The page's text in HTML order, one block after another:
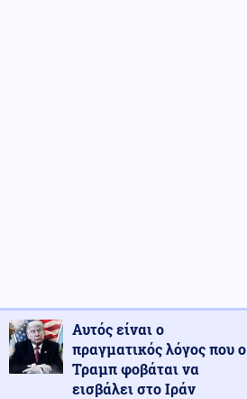
Αυτός είναι ο
πραγματικός λόγος που ο
Τραμπ φοβάται να
εισβάλει στο Ιράν